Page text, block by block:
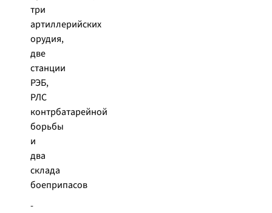
три
артиллерийских
орудия,
две
станции
РЭБ,
РЛС
контрбатарейной
борьбы
и
два
склада
боеприпасов
-